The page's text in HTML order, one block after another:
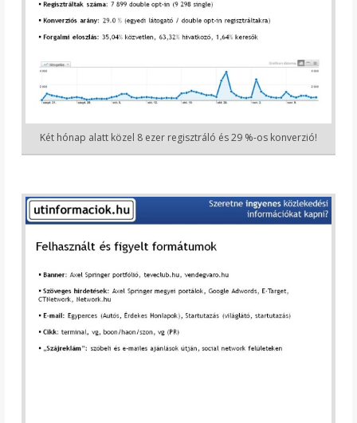
Két hónap alatt közel 8 ezer regisztráló és 29 %-os konverzió!